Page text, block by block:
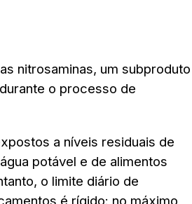
nitrosaminas, um subproduto
o processo de
a níveis residuais de
potável e de alimentos
o limite diário de